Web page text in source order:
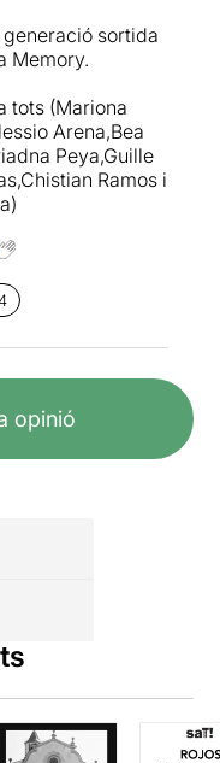
sortida
Memory.
tots (Mariona
Arena,Bea
Peya,Guille
Ramos i
opinió